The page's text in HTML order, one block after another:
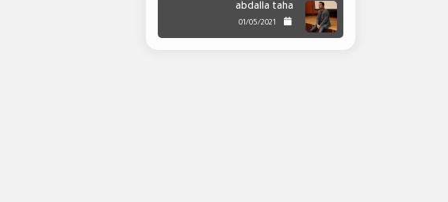
abdalla taha
01/05/2021